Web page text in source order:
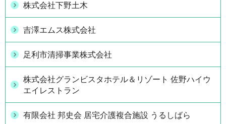
株式会社下野土木
吉澤エムス株式会社
足利市清掃事業株式会社
株式会社グランビスタホテル＆リゾート 佐野ハイウ
エイレストラン
有限会社 邦史会 居宅介護複合施設 うるしばら